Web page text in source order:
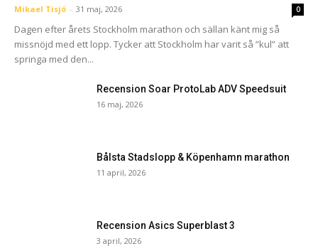
Mikael Tisjö - 31 maj, 2026 0
Dagen efter årets Stockholm marathon och sällan känt mig så
missnöjd med ett lopp. Tycker att Stockholm har varit så ”kul” att
springa med den...
Recension Soar ProtoLab ADV Speedsuit
16 maj, 2026
Bålsta Stadslopp & Köpenhamn marathon
11 april, 2026
Recension Asics Superblast 3
3 april, 2026